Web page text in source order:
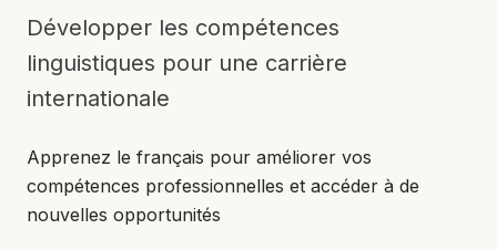
Développer les compétences
linguistiques pour une carrière
internationale
Apprenez le français pour améliorer vos
compétences professionnelles et accéder à de
nouvelles opportunités